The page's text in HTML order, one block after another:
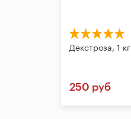
Декстроза, 1 кг
250 руб